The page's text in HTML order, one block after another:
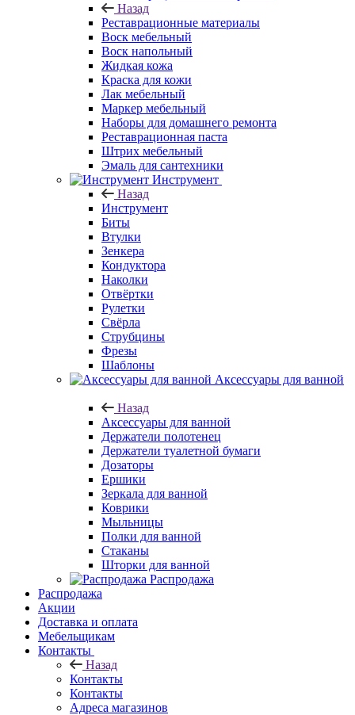
Назад
Реставрационные материалы
Воск мебельный
Воск напольный
Жидкая кожа
Краска для кожи
Лак мебельный
Маркер мебельный
Наборы для домашнего ремонта
Реставрационная паста
Штрих мебельный
Эмаль для сантехники
Инструмент
Назад
Инструмент
Биты
Втулки
Зенкера
Кондуктора
Наколки
Отвёртки
Рулетки
Свёрла
Струбцины
Фрезы
Шаблоны
Аксессуары для ванной
Назад
Аксессуары для ванной
Держатели полотенец
Держатели туалетной бумаги
Дозаторы
Ершики
Зеркала для ванной
Коврики
Мыльницы
Полки для ванной
Стаканы
Шторки для ванной
Распродажа
Распродажа
Акции
Доставка и оплата
Мебельщикам
Контакты
Назад
Контакты
Контакты
Адреса магазинов